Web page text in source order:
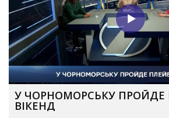
У ЧОРНОМОРСЬКУ ПРОЙДЕ
ВІКЕНД